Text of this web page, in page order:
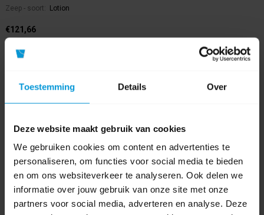
Toestemming Details Over
Deze website maakt gebruik van cookies
We gebruiken cookies om content en advertenties te
personaliseren, om functies voor social media te bieden
en om ons websiteverkeer te analyseren. Ook delen we
informatie over jouw gebruik van onze site met onze
partners voor social media, adverteren en analyse. Deze
Zeep - soort:
Lotion
€121,66
Ophalen in Wijchen is mogelijk.